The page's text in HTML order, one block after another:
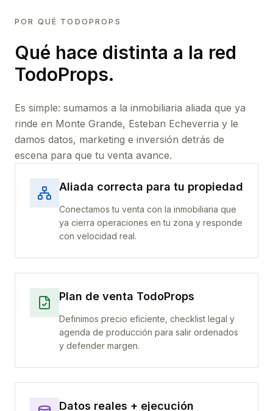
POR QUÉ TODOPROPS
Qué hace distinta a la red
TodoProps.
Es simple: sumamos a la inmobiliaria aliada que ya
rinde en Monte Grande, Esteban Echeverria y le
damos datos, marketing e inversión detrás de
escena para que tu venta avance.
Aliada correcta para tu propiedad
Conectamos tu venta con la inmobiliaria que
ya cierra operaciones en tu zona y responde
con velocidad real.
Plan de venta TodoProps
Definimos precio eficiente, checklist legal y
agenda de producción para salir ordenados
y defender margen.
Datos reales + ejecución